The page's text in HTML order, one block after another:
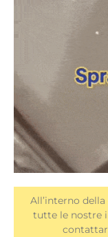
All’interno
tutte le nostre